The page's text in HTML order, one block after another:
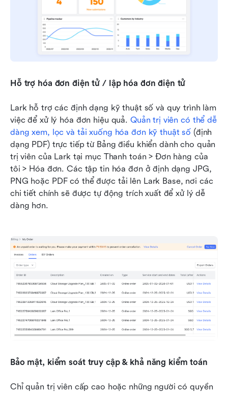
Hỗ trợ hóa đơn điện tử / lập hóa đơn điện tử
Lark hỗ trợ các định dạng kỹ thuật số và quy trình làm
việc để xử lý hóa đơn hiệu quả. Quản trị viên có thể dễ
dàng xem, lọc và tải xuống hóa đơn kỹ thuật số (định
dạng PDF) trực tiếp từ Bảng điều khiển dành cho quản
trị viên của Lark tại mục Thanh toán > Đơn hàng của
tôi > Hóa đơn. Các tập tin hóa đơn ở định dạng JPG,
PNG hoặc PDF có thể được tải lên Lark Base, nơi các
chi tiết chính sẽ được tự động trích xuất để xử lý dễ
dàng hơn.
Bảo mật, kiểm soát truy cập & khả năng kiểm toán
Chỉ quản trị viên cấp cao hoặc những người có quyền